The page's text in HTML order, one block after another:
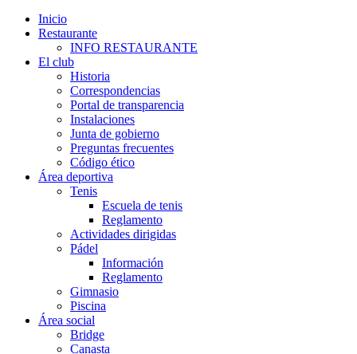
Inicio
Restaurante
INFO RESTAURANTE
El club
Historia
Correspondencias
Portal de transparencia
Instalaciones
Junta de gobierno
Preguntas frecuentes
Código ético
Área deportiva
Tenis
Escuela de tenis
Reglamento
Actividades dirigidas
Pádel
Información
Reglamento
Gimnasio
Piscina
Área social
Bridge
Canasta